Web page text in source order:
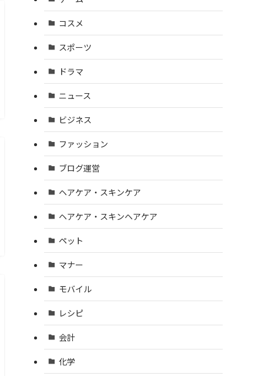
コスメ
スポーツ
ドラマ
ニュース
ビジネス
ファッション
ブログ運営
ヘアケア・スキンケア
ヘアケア・スキンヘアケア
ペット
マナー
モバイル
レシピ
会計
化学